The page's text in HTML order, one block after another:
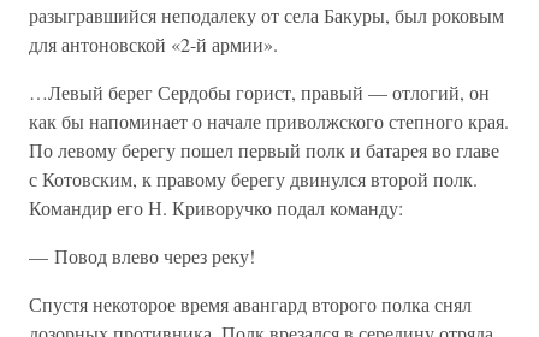
разыгравшийся неподалеку от села Бакуры, был роковым
для антоновской «2-й армии».
…Левый берег Сердобы горист, правый — отлогий, он
как бы напоминает о начале приволжского степного края.
По левому берегу пошел первый полк и батарея во главе
с Котовским, к правому берегу двинулся второй полк.
Командир его Н. Криворучко подал команду:
— Повод влево через реку!
Спустя некоторое время авангард второго полка снял